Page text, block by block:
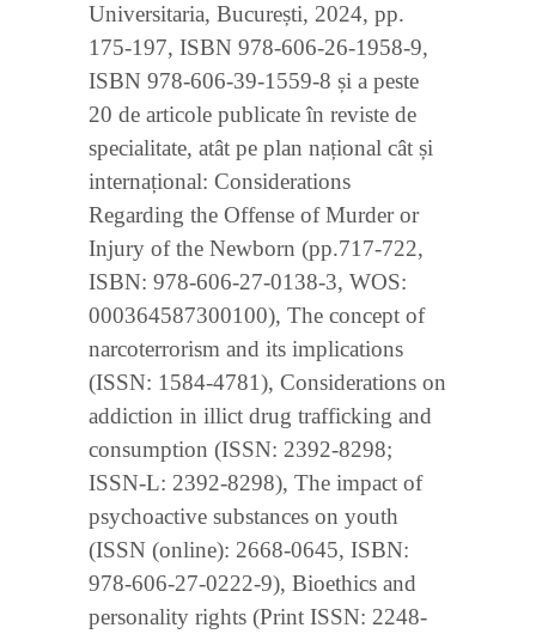
Universitaria, București, 2024, pp.
175-197, ISBN 978-606-26-1958-9,
ISBN 978-606-39-1559-8 și a peste
20 de articole publicate în reviste de
specialitate, atât pe plan național cât și
internațional: Considerations
Regarding the Offense of Murder or
Injury of the Newborn (pp.717-722,
ISBN: 978-606-27-0138-3, WOS:
000364587300100), The concept of
narcoterrorism and its implications
(ISSN: 1584-4781), Considerations on
addiction in illict drug trafficking and
consumption (ISSN: 2392-8298;
ISSN-L: 2392-8298), The impact of
psychoactive substances on youth
(ISSN (online): 2668-0645, ISBN:
978-606-27-0222-9), Bioethics and
personality rights (Print ISSN: 2248-